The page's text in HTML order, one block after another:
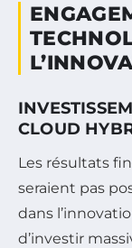
CLOUD
Les résultats
seraient pas
dans
d’investir